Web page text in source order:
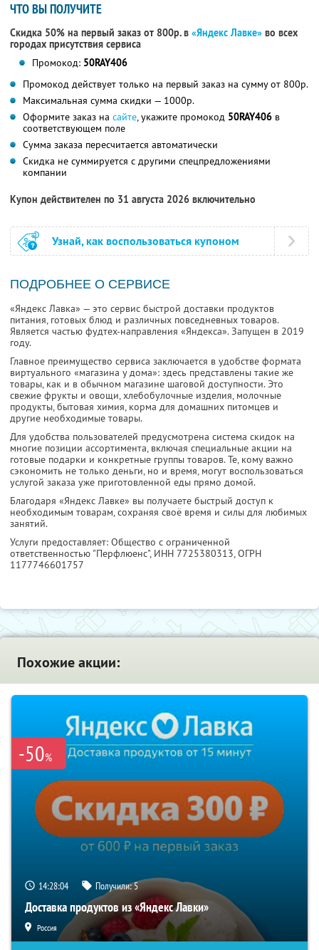
ЧТО ВЫ ПОЛУЧИТЕ
Скидка 50% на первый заказ от 800р. в «Яндекс Лавке» во всех
городах присутствия сервиса
Промокод: 50RAY406
Промокод действует только на первый заказ на сумму от 800р.
Максимальная сумма скидки — 1000р.
Оформите заказ на сайте, укажите промокод 50RAY406 в
соответствующем поле
Сумма заказа пересчитается автоматически
Скидка не суммируется с другими спецпредложениями
компании
Купон действителен по 31 августа 2026 включительно
Узнай, как воспользоваться купоном
ПОДРОБНЕЕ О СЕРВИСЕ
«Яндекс Лавка» — это сервис быстрой доставки продуктов
питания, готовых блюд и различных повседневных товаров.
Является частью фудтех-направления «Яндекса». Запущен в 2019
году.
Главное преимущество сервиса заключается в удобстве формата
виртуального «магазина у дома»: здесь представлены такие же
товары, как и в обычном магазине шаговой доступности. Это
свежие фрукты и овощи, хлебобулочные изделия, молочные
продукты, бытовая химия, корма для домашних питомцев и
другие необходимые товары.
Для удобства пользователей предусмотрена система скидок на
многие позиции ассортимента, включая специальные акции на
готовые подарки и конкретные группы товаров. Те, кому важно
сэкономить не только деньги, но и время, могут воспользоваться
услугой заказа уже приготовленной еды прямо домой.
Благодаря «Яндекс Лавке» вы получаете быстрый доступ к
необходимым товарам, сохраняя своё время и силы для любимых
занятий.
Услуги предоставляет: Общество с ограниченной
ответственностью "Перфлюенс", ИНН 7725380313, ОГРН
1177746601757
Похожие акции:
-50%
14:28:04 Получили:5
Доставка продуктов из «Яндекс Лавки»
Россия